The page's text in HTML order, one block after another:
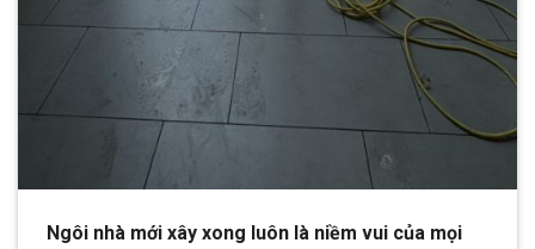
Ngôi nhà mới xây xong luôn là niềm vui của mọi